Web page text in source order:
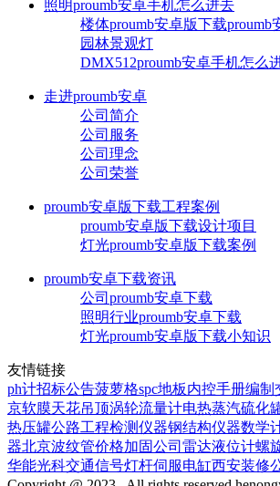
照明proumb安卓手机怎么进去
楼体proumb安卓版下载
园林景观灯
DMX512proumb安卓手机怎么
走进proumb安卓
公司简介
公司服务
公司理念
公司荣誉
proumb安卓版下载工程案例
proumb安卓版下载设计项目
灯光proumb安卓版下载案例
proumb安卓下载资讯
公司proumb安卓下载
照明行业proumb安卓下载
灯光proumb安卓版下载小知识
友情链接
ph计招标公告菠萝格spc地板内控手册编制
京软膜天花吊顶涡轮流量计电热蒸汽硫化
热压罐公路工程检测仪器钢结构仪器数学
器北京波纹管价格加固公司 雷达液位计螺
华能光科交通信号灯杆伺服电缸西安装修